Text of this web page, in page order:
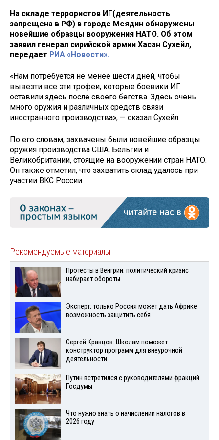
На складе террористов ИГ(деятельность
запрещена в РФ) в городе Меядин обнаружены
новейшие образцы вооружения НАТО. Об этом
заявил генерал сирийской армии Хасан Сухейл,
передает РИА «Новости».
«Нам потребуется не менее шести дней, чтобы
вывезти все эти трофеи, которые боевики ИГ
оставили здесь после своего бегства. Здесь очень
много оружия и различных средств связи
иностранного производства», — сказал Сухейл.
По его словам, захвачены были новейшие образцы
оружия производства США, Бельгии и
Великобритании, стоящие на вооружении стран НАТО.
Он также отметил, что захватить склад удалось при
участии ВКС России.
Рекомендуемые материалы
Протесты в Венгрии: политический кризис
набирает обороты
Эксперт: только Россия может дать Африке
возможность защитить себя
Сергей Кравцов: Школам поможет
конструктор программ для внеурочной
деятельности
Путин встретился с руководителями фракций
Госдумы
Что нужно знать о начислении налогов в
2026 году